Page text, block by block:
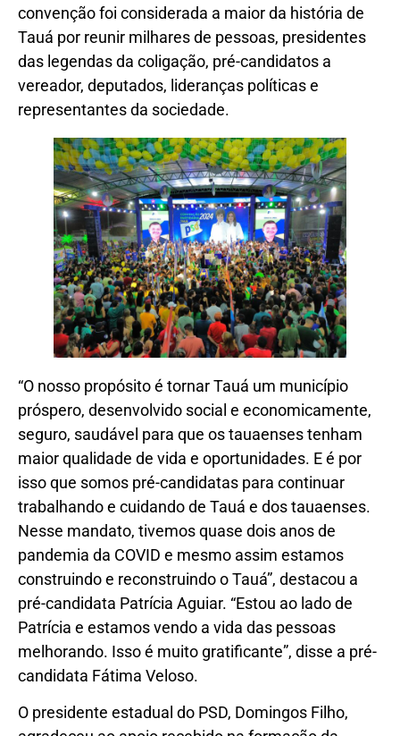
convenção foi considerada a maior da história de
Tauá por reunir milhares de pessoas, presidentes
das legendas da coligação, pré-candidatos a
vereador, deputados, lideranças políticas e
representantes da sociedade.
“O nosso propósito é tornar Tauá um município
próspero, desenvolvido social e economicamente,
seguro, saudável para que os tauaenses tenham
maior qualidade de vida e oportunidades. E é por
isso que somos pré-candidatas para continuar
trabalhando e cuidando de Tauá e dos tauaenses.
Nesse mandato, tivemos quase dois anos de
pandemia da COVID e mesmo assim estamos
construindo e reconstruindo o Tauá”, destacou a
pré-candidata Patrícia Aguiar. “Estou ao lado de
Patrícia e estamos vendo a vida das pessoas
melhorando. Isso é muito gratificante”, disse a pré-
candidata Fátima Veloso.
O presidente estadual do PSD, Domingos Filho,